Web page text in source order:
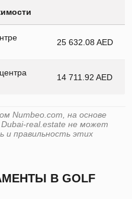
25 632.08 AED
14 711.92 AED
Numbeo.com, на основе
Dubai-real.estate не может
и правильность этих
В GOLF